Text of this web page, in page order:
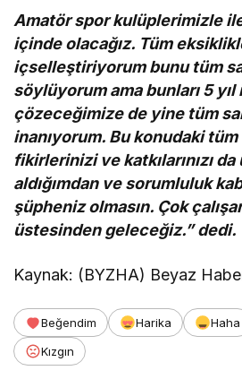
Amatör spor kulüplerimizle
içinde olacağız. Tüm
içselleştiriyorum bunu tüm
söylüyorum ama bunları 5
çözeceğimize de yine tüm
inanıyorum. Bu konudaki
fikirlerinizi ve katkılarınızı
aldığımdan ve sorumluluk
şüpheniz olmasın. Çok
üstesinden geleceğiz.” dedi.
Kaynak: (BYZHA) Beyaz
Beğendim Harika Haha
Kızgın